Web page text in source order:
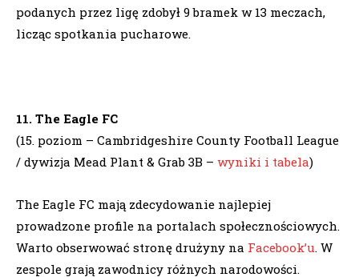
podanych przez ligę zdobył 9 bramek w 13 meczach,
licząc spotkania pucharowe.
11. The Eagle FC
(15. poziom – Cambridgeshire County Football League
/ dywizja Mead Plant & Grab 3B – wyniki i tabela)
The Eagle FC mają zdecydowanie najlepiej
prowadzone profile na portalach społecznościowych.
Warto obserwować stronę drużyny na Facebook’u. W
zespole grają zawodnicy różnych narodowości.